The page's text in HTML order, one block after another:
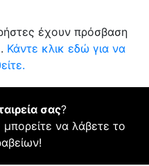
έχουν πρόσβαση
Κάντε κλικ εδώ για να
σας?
να λάβετε το